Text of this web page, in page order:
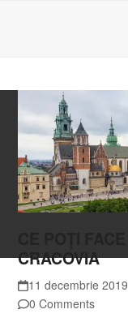
CRACOVIA
11 decembrie 2019
0 Comments